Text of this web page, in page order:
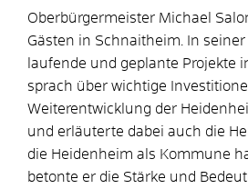
Oberbürgermeister Michael
Gästen in Schnaitheim. In
laufende und geplante Projekte
sprach über wichtige
Weiterentwicklung der
und erläuterte dabei auch die
die Heidenheim als Kommune
betonte er die Stärke und